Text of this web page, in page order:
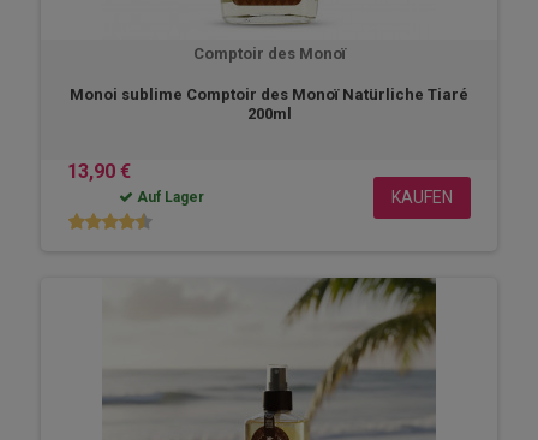
Comptoir des Monoï
Monoi sublime Comptoir des Monoï Natürliche Tiaré
200ml
13,90 €
Auf Lager KAUFEN